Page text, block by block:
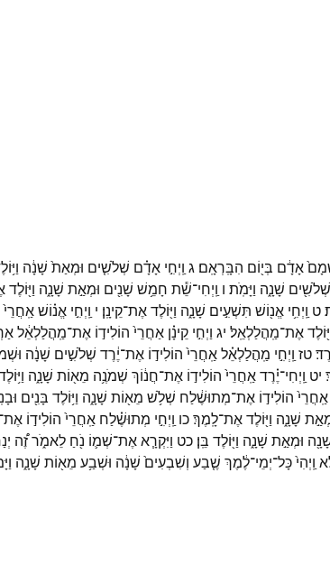
אָדָ֔ם בְּי֖וֹם הִבָּֽרְאָֽם׃ ג וַֽיְחִ֣י אָדָ֗ם שְׁלֹשִׁ֤ים וּמְאַת֙ שָׁנָ֔ה
שָׁנָ֑ה וַיָּמֹֽת׃ ו וַֽיְחִי־שֵׁ֕ת חָמֵ֥שׁ שָׁנִ֖ים וּמְאַ֣ת שָׁנָ֑ה וַיּ֖וֹלֶד
ט וַֽיְחִ֥י אֱנ֖וֹשׁ תִּשְׁעִ֣ים שָׁנָ֑ה וַיּ֖וֹלֶדאֶת־קֵינָֽן׃ י וַֽיְחִ֣י אֱנ֗וֹשׁאַֽחֲרֵי֙
אֶת־מַֽהֲלַלְאֵֽל׃ יג וַיְחִ֣י קֵינָ֗ן אַחֲרֵי֙ הוֹלִיד֣וֹ אֶת־מַֽהֲלַלְאֵ֔ל
טז וַֽיְחִ֣י מַֽהֲלַלְאֵ֗לאַֽחֲרֵי֙ הוֹלִיד֣וֹ אֶת־יֶ֔רֶד שְׁלֹשִׁ֣ים שָׁנָ֔ה
יט וַֽיְחִי־יֶ֗רֶדאַֽחֲרֵי֙ הוֹלִיד֣וֹ אֶת־חֲנ֔וֹךְ שְׁמֹנֶ֥ה מֵא֖וֹת שָׁנָ֑ה
אַֽחֲרֵי֙ הוֹלִיד֣וֹ אֶת־מְתוּשֶׁ֔לַח שְׁלֹ֥שׁ מֵא֖וֹת שָׁנָ֑ה וַיּ֥וֹלֶד בָּנִ֖ים
שָׁנָ֑ה וַיּ֖וֹלֶדאֶת־לָֽמֶךְ׃כו וַֽיְחִ֣י מְתוּשֶׁ֗לַח אַֽחֲרֵי֙ הוֹלִיד֣וֹ אֶת־
וּמְאַ֣ת שָׁנָ֑ה וַיּ֖וֹלֶד בֵּֽן׃ כט וַיִּקְרָ֧אאֶת־שְׁמ֛וֹ נֹ֖חַ לֵאמֹ֑רזֶ֠ה
וַֽיְהִי֙כָּל־יְמֵי־לֶ֔מֶךְ שֶׁ֤בַע וְשִׁבְעִים֙ שָׁנָ֔ה וּשְׁבַ֥ע מֵא֖וֹת שָׁנָ֑ה